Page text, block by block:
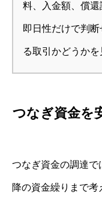
料、入金額、償還
即日性だけで判
る取引かどうかを
つなぎ資金を
つなぎ資金の調達で
降の資金繰りまで考